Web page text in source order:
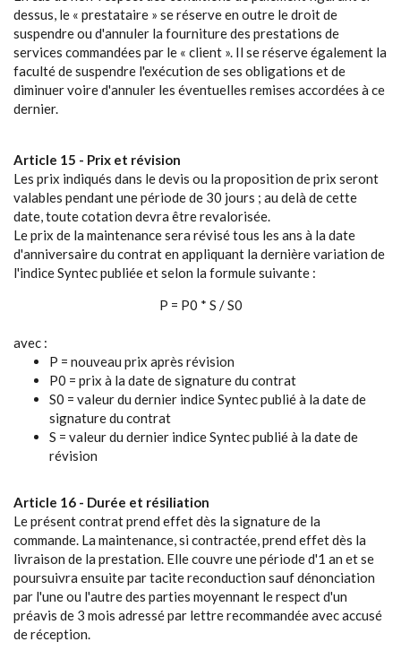
dessus, le « prestataire » se réserve en outre le droit de
suspendre ou d'annuler la fourniture des prestations de
services commandées par le « client ». Il se réserve également la
faculté de suspendre l'exécution de ses obligations et de
diminuer voire d'annuler les éventuelles remises accordées à ce
dernier.
Article 15 - Prix et révision
Les prix indiqués dans le devis ou la proposition de prix seront
valables pendant une période de 30 jours ; au delà de cette
date, toute cotation devra être revalorisée.
Le prix de la maintenance sera révisé tous les ans à la date
d'anniversaire du contrat en appliquant la dernière variation de
l'indice Syntec publiée et selon la formule suivante :
P = P0 * S / S0
avec :
P = nouveau prix après révision
P0 = prix à la date de signature du contrat
S0 = valeur du dernier indice Syntec publié à la date de
signature du contrat
S = valeur du dernier indice Syntec publié à la date de
révision
Article 16 - Durée et résiliation
Le présent contrat prend effet dès la signature de la
commande. La maintenance, si contractée, prend effet dès la
livraison de la prestation. Elle couvre une période d'1 an et se
poursuivra ensuite par tacite reconduction sauf dénonciation
par l'une ou l'autre des parties moyennant le respect d'un
préavis de 3 mois adressé par lettre recommandée avec accusé
de réception.